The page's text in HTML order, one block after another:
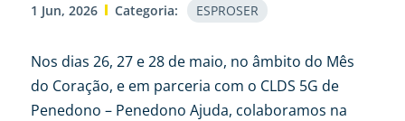
1 Jun, 2026 Categoria: ESPROSER
Nos dias 26, 27 e 28 de maio, no âmbito do Mês
do Coração, e em parceria com o CLDS 5G de
Penedono – Penedono Ajuda, colaboramos na